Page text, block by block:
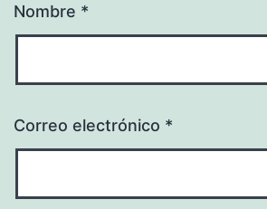
Nombre *
Correo electrónico *